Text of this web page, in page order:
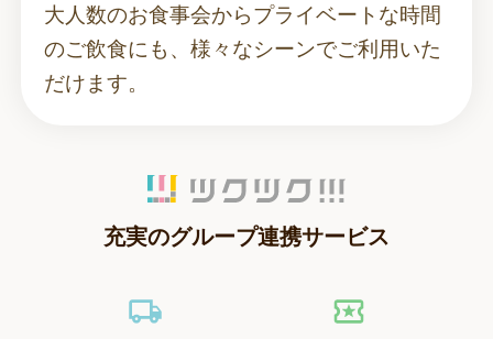
大人数のお食事会からプライベートな時間
のご飲食にも、様々なシーンでご利用いた
だけます。
充実のグループ連携サービス